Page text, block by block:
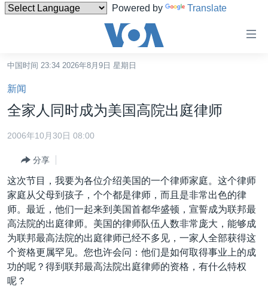
Powered by Translate
碍
链
接
跳
转
容
跳
到
转
中国
港澳
国际
最新国际新闻
印太
中东
欧洲
分类新闻
经济·金融·贸易
人权·法律·宗教
科教·文娱·体健
美中关系
热点专题
白宫要闻
VOA视频
中国时间 23:34 2026年8月9日 星期日
新闻
全家人同时成为美国高院出庭律师
2006年10月30日 08:00
分享
这次节目，我要为各位介绍美国的一个律师家庭。这个律师
家庭从父母到孩子，个个都是律师，而且是非常出色的律
师。最近，他们一起来到美国首都华盛顿，宣誓成为联邦最
高法院的出庭律师。美国的律师队伍人数非常庞大，能够成
为联邦最高法院的出庭律师已经不多见，一家人全部获得这
个资格更属罕见。您也许会问：他们是如何取得事业上的成
功的呢？得到联邦最高法院出庭律师的资格，有什么特权
呢？